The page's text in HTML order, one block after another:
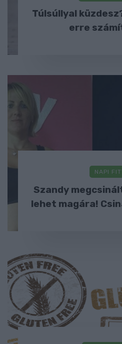
Túlsúllyal
erre
NAPI
Szandy
lehet magára!